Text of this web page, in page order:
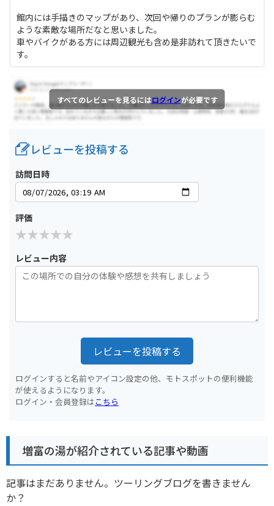
館内には手描きのマップがあり、次回や帰りのプランが膨らむ
ような素敵な場所だなと思いました。
車やバイクがある方には周辺観光も含め是非訪れて頂きたいで
す。
すべてのレビューを見るにはログインが必要です
レビューを投稿する
訪問日時
評価
レビュー内容
レビューを投稿する
ログインすると名前やアイコン設定の他、モトスポットの便利機能
が使えるようになります。
ログイン・会員登録はこちら
増富の湯が紹介されている記事や動画
記事はまだありません。ツーリングブログを書きません
か？